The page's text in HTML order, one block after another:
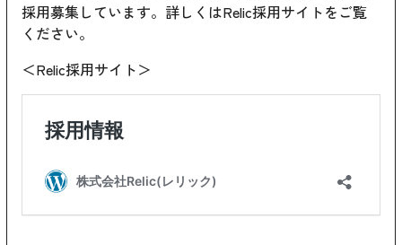
採用募集しています。詳しくはRelic採用サイトをご覧
ください。
＜Relic採用サイト＞